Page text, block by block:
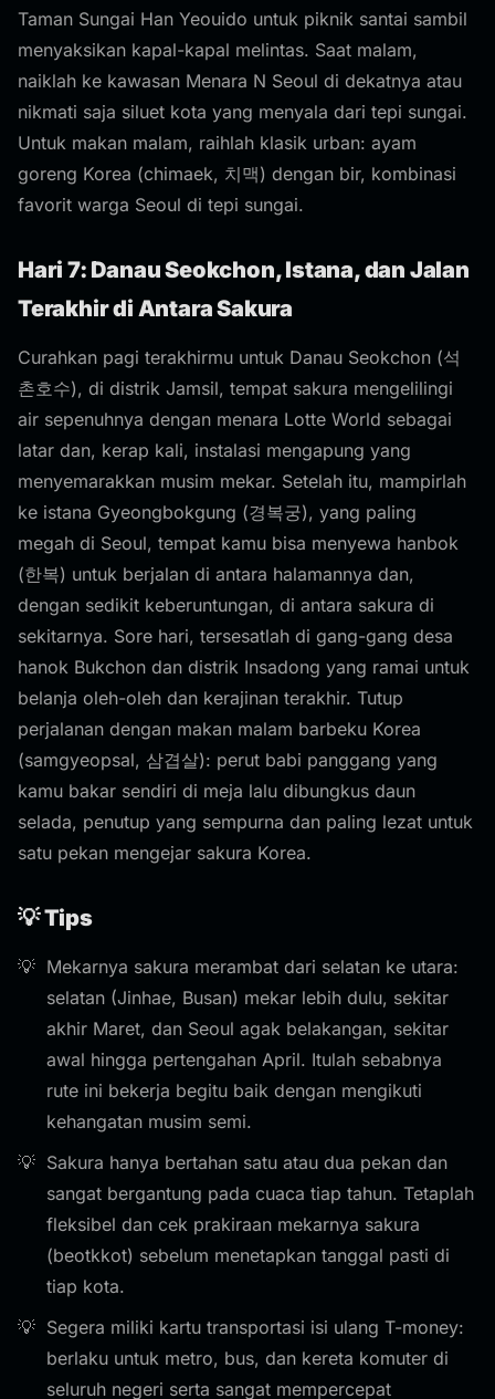
Taman Sungai Han Yeouido untuk piknik santai sambil
menyaksikan kapal-kapal melintas. Saat malam,
naiklah ke kawasan Menara N Seoul di dekatnya atau
nikmati saja siluet kota yang menyala dari tepi sungai.
Untuk makan malam, raihlah klasik urban: ayam
goreng Korea (chimaek, 치맥) dengan bir, kombinasi
favorit warga Seoul di tepi sungai.
Hari 7: Danau Seokchon, Istana, dan Jalan
Terakhir di Antara Sakura
Curahkan pagi terakhirmu untuk Danau Seokchon (석
촌호수), di distrik Jamsil, tempat sakura mengelilingi
air sepenuhnya dengan menara Lotte World sebagai
latar dan, kerap kali, instalasi mengapung yang
menyemarakkan musim mekar. Setelah itu, mampirlah
ke istana Gyeongbokgung (경복궁), yang paling
megah di Seoul, tempat kamu bisa menyewa hanbok
(한복) untuk berjalan di antara halamannya dan,
dengan sedikit keberuntungan, di antara sakura di
sekitarnya. Sore hari, tersesatlah di gang-gang desa
hanok Bukchon dan distrik Insadong yang ramai untuk
belanja oleh-oleh dan kerajinan terakhir. Tutup
perjalanan dengan makan malam barbeku Korea
(samgyeopsal, 삼겹살): perut babi panggang yang
kamu bakar sendiri di meja lalu dibungkus daun
selada, penutup yang sempurna dan paling lezat untuk
satu pekan mengejar sakura Korea.
💡 Tips
Mekarnya sakura merambat dari selatan ke utara:
selatan (Jinhae, Busan) mekar lebih dulu, sekitar
akhir Maret, dan Seoul agak belakangan, sekitar
awal hingga pertengahan April. Itulah sebabnya
rute ini bekerja begitu baik dengan mengikuti
kehangatan musim semi.
Sakura hanya bertahan satu atau dua pekan dan
sangat bergantung pada cuaca tiap tahun. Tetaplah
fleksibel dan cek prakiraan mekarnya sakura
(beotkkot) sebelum menetapkan tanggal pasti di
tiap kota.
Segera miliki kartu transportasi isi ulang T-money:
berlaku untuk metro, bus, dan kereta komuter di
seluruh negeri serta sangat mempercepat